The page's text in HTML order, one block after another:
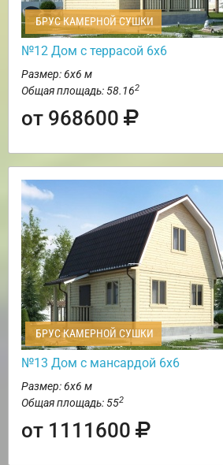
БРУС КАМЕРНОЙ СУШКИ
№12 Дом с террасой 6х6
Размер: 6х6 м
Общая площадь: 58.162
от 968600
БРУС КАМЕРНОЙ СУШКИ
№13 Дом с мансардой 6х6
Размер: 6х6 м
Общая площадь: 552
от 1111600